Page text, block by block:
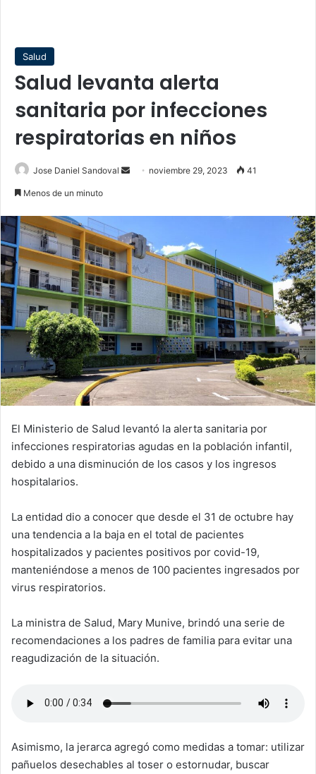
Salud
Salud levanta alerta
sanitaria por infecciones
respiratorias en niños
Jose Daniel Sandoval
Send noviembre 29, 2023 41
Menos de un minuto
El Ministerio de Salud levantó la alerta sanitaria por
infecciones respiratorias agudas en la población infantil,
debido a una disminución de los casos y los ingresos
hospitalarios.
La entidad dio a conocer que desde el 31 de octubre hay
una tendencia a la baja en el total de pacientes
hospitalizados y pacientes positivos por covid-19,
manteniéndose a menos de 100 pacientes ingresados por
virus respiratorios.
La ministra de Salud, Mary Munive, brindó una serie de
recomendaciones a los padres de familia para evitar una
reagudización de la situación.
Asimismo, la jerarca agregó como medidas a tomar: utilizar
pañuelos desechables al toser o estornudar, buscar